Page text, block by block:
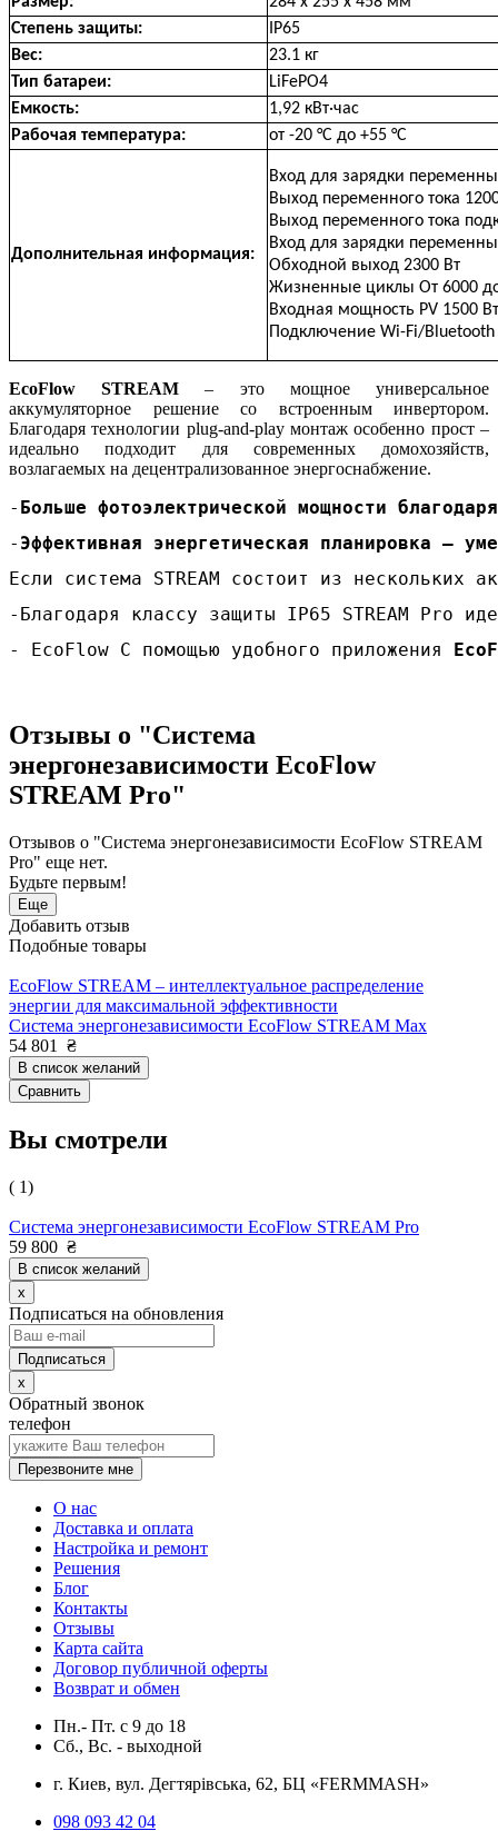
Степень защиты:
IP65
Вес:
23.1 кг
Тип батареи:
LiFePO4
Емкость:
1,92 кВт·час
Рабочая температура:
от -20 °C до +55 °C
Дополнительная информация:
Вход для зарядки
Выход переменного тока
Выход переменного тока
Вход для зарядки
Обходной выход 2300 Вт
Жизненные циклы От 6000
Входная мощность PV 1500
Подключение Wi-Fi/Bluetooth
EcoFlow STREAM– это мощное универсальное
аккумуляторное решение со встроенным инвертором.
Благодаря технологии plug-and-play монтаж особенно прост –
идеально подходит для современных домохозяйств,
возлагаемых на децентрализованное энергоснабжение.
- Больше фотоэлектрической мощности
- Эффективная энергетическая планировка –
Если система STREAM состоит из
- Благодаря классу защиты IP65 STREAM Pro
-
EcoFlow С помощью удобного приложения
Отзывы о "Система
энергонезависимости EcoFlow
STREAM Pro"
Отзывов о "Система энергонезависимости EcoFlow STREAM
Pro" еще нет.
Будьте первым!
Еще
Добавить отзыв
Подобные товары
EcoFlow STREAM – интеллектуальное распределение
энергии для максимальной эффективности
Система энергонезависимости EcoFlow STREAM Max
54 801
₴
В список желаний
Сравнить
Вы смотрели
( 1)
Система энергонезависимости EcoFlow STREAM Pro
59 800 ₴
В список желаний
x
Подписаться на обновления
x
Обратный звонок
телефон
Перезвоните мне
О нас
Доставка и оплата
Настройка и ремонт
Решения
Блог
Контакты
Отзывы
Карта сайта
Договор публичной оферты
Возврат и обмен
Пн.- Пт. с 9 до 18
Сб., Вс. - выходной
г. Киев, вул. Дегтярівська, 62, БЦ «FERMMASH»
098 093 42 04